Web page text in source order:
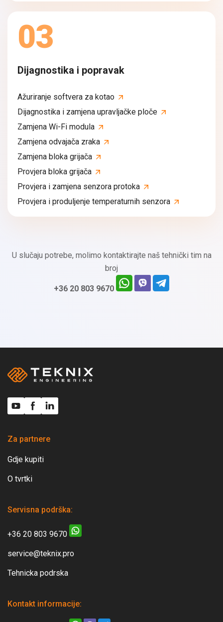
03
Dijagnostika i popravak
Ažuriranje softvera za kotao
Dijagnostika i zamjena upravljačke ploče
Zamjena Wi-Fi modula
Zamjena odvajača zraka
Zamjena bloka grijača
Provjera bloka grijača
Provjera i zamjena senzora protoka
Provjera i produljenje temperaturnih senzora
U slučaju potrebe, molimo kontaktirajte naš tehnički tim na
broj
+36 20 803 9670
Za partnere
Gdje kupiti
O tvrtki
Servisna podrška:
+36 20 803 9670
service@teknix.pro
Tehnicka podrska
Kontakt informacije: